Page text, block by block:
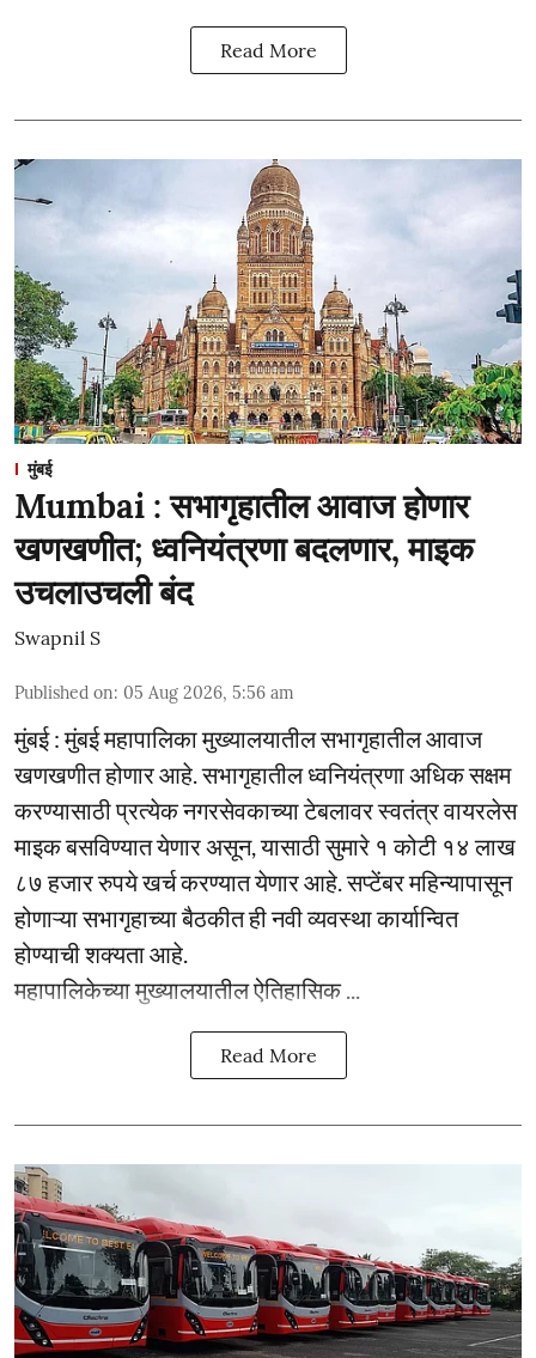
Read More
मुंबई
Mumbai : सभागृहातील आवाज होणार
खणखणीत; ध्वनियंत्रणा बदलणार, माइक
उचलाउचली बंद
Swapnil S
Published on: 05 Aug 2026, 5:56 am
मुंबई : मुंबई महापालिका मुख्यालयातील सभागृहातील आवाज
खणखणीत होणार आहे. सभागृहातील ध्वनियंत्रणा अधिक सक्षम
करण्यासाठी प्रत्येक नगरसेवकाच्या टेबलावर स्वतंत्र वायरलेस
माइक बसविण्यात येणार असून, यासाठी सुमारे १ कोटी १४ लाख
८७ हजार रुपये खर्च करण्यात येणार आहे. सप्टेंबर महिन्यापासून
होणाऱ्या सभागृहाच्या बैठकीत ही नवी व्यवस्था कार्यान्वित
होण्याची शक्यता आहे.
महापालिकेच्या मुख्यालयातील ऐतिहासिक ...
Read More